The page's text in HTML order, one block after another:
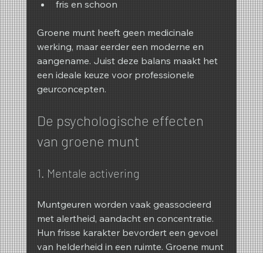
fris en schoon
Groene munt heeft geen medicinale
werking, maar eerder een moderne en
aangename. Juist deze balans maakt het
een ideale keuze voor professionele
geurconcepten.
De psychologische effecten
van groene munt
1. Mentale activering
Muntgeuren worden vaak geassocieerd
met alertheid, aandacht en concentratie.
Hun frisse karakter bevordert een gevoel
van helderheid in een ruimte. Groene munt